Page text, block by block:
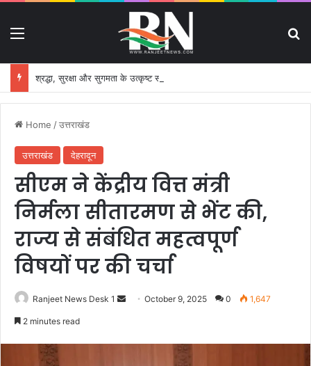
Home /उत्तराखंड
उत्तराखंड देहरादून
सीएम ने केंद्रीय वित्त मंत्री
निर्मला सीतारमण से भेंट की,
राज्य से संबंधित महत्वपूर्ण
विषयों पर की चर्चा
Ranjeet News Desk 1 October 9, 2025 0 1,647
2 minutes read